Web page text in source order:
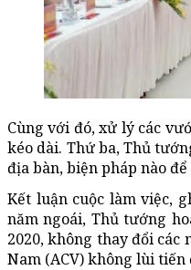
Cùng với đó, xử lý các
kéo dài. Thứ ba, Thủ
địa bàn, biện pháp nào
Kết luận cuộc làm việc,
năm ngoái, Thủ tướng
2020, không thay đổi các
Nam (ACV) không lùi tiến